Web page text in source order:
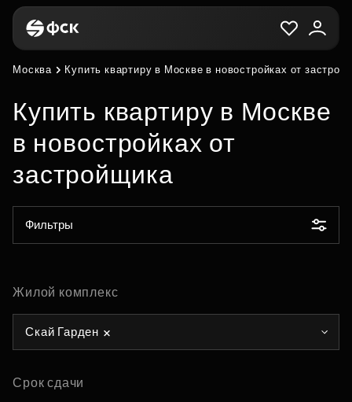
Москва Купить квартиру в Москве в новостройках от
Купить квартиру в Москве
в новостройках от
застройщика
Фильтры
Жилой комплекс
Скай Гарден
Срок сдачи